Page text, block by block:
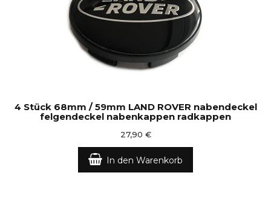
4 Stück 68mm / 59mm LAND ROVER nabendeckel
felgendeckel nabenkappen radkappen
27,90 €
In den Warenkorb